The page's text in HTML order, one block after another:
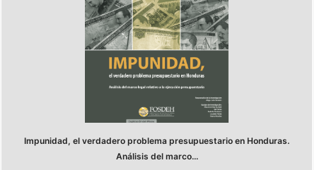
Impunidad, el verdadero problema presupuestario en Honduras.
Análisis del marco...